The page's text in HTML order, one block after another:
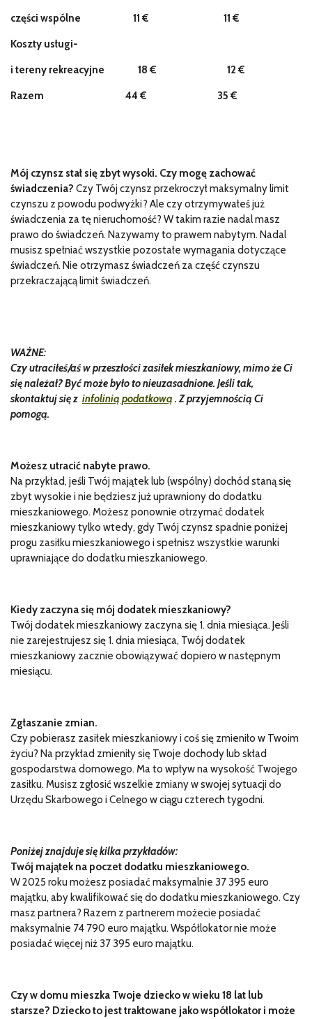
części wspólne 11 € 11 €
Koszty usługi-
i tereny rekreacyjne 18 € 12 €
Razem 44 € 35 €
Mój czynsz stał się zbyt wysoki. Czy mogę zachować
świadczenia? Czy Twój czynsz przekroczył maksymalny limit
czynszu z powodu podwyżki? Ale czy otrzymywałeś już
świadczenia za tę nieruchomość? W takim razie nadal masz
prawo do świadczeń. Nazywamy to prawem nabytym. Nadal
musisz spełniać wszystkie pozostałe wymagania dotyczące
świadczeń. Nie otrzymasz świadczeń za część czynszu
przekraczającą limit świadczeń.
WAŻNE:
Czy utraciłeś/aś w przeszłości zasiłek mieszkaniowy, mimo że Ci
się należał? Być może było to nieuzasadnione. Jeśli tak,
skontaktuj się z infolinią podatkową . Z przyjemnością Ci
pomogą.
Możesz utracić nabyte prawo.
Na przykład, jeśli Twój majątek lub (wspólny) dochód staną się
zbyt wysokie i nie będziesz już uprawniony do dodatku
mieszkaniowego. Możesz ponownie otrzymać dodatek
mieszkaniowy tylko wtedy, gdy Twój czynsz spadnie poniżej
progu zasiłku mieszkaniowego i spełnisz wszystkie warunki
uprawniające do dodatku mieszkaniowego.
Kiedy zaczyna się mój dodatek mieszkaniowy?
Twój dodatek mieszkaniowy zaczyna się 1. dnia miesiąca. Jeśli
nie zarejestrujesz się 1. dnia miesiąca, Twój dodatek
mieszkaniowy zacznie obowiązywać dopiero w następnym
miesiącu.
Zgłaszanie zmian.
Czy pobierasz zasiłek mieszkaniowy i coś się zmieniło w Twoim
życiu? Na przykład zmieniły się Twoje dochody lub skład
gospodarstwa domowego. Ma to wpływ na wysokość Twojego
zasiłku. Musisz zgłosić wszelkie zmiany w swojej sytuacji do
Urzędu Skarbowego i Celnego w ciągu czterech tygodni.
Poniżej znajduje się kilka przykładów:
Twój majątek na poczet dodatku mieszkaniowego.
W 2025 roku możesz posiadać maksymalnie 37 395 euro
majątku, aby kwalifikować się do dodatku mieszkaniowego. Czy
masz partnera? Razem z partnerem możecie posiadać
maksymalnie 74 790 euro majątku. Współlokator nie może
posiadać więcej niż 37 395 euro majątku.
Czy w domu mieszka Twoje dziecko w wieku 18 lat lub
starsze? Dziecko to jest traktowane jako współlokator i może